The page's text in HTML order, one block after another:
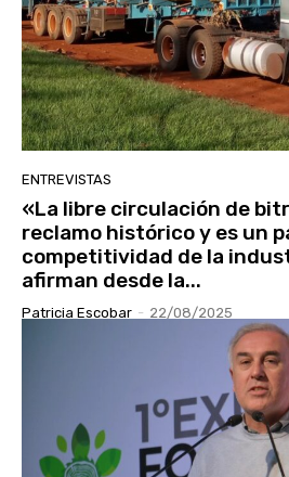
ENTREVISTAS
«La libre circulación de
reclamo histórico y es un
competitividad de la
afirman desde la...
Patricia Escobar - 22/08/2025